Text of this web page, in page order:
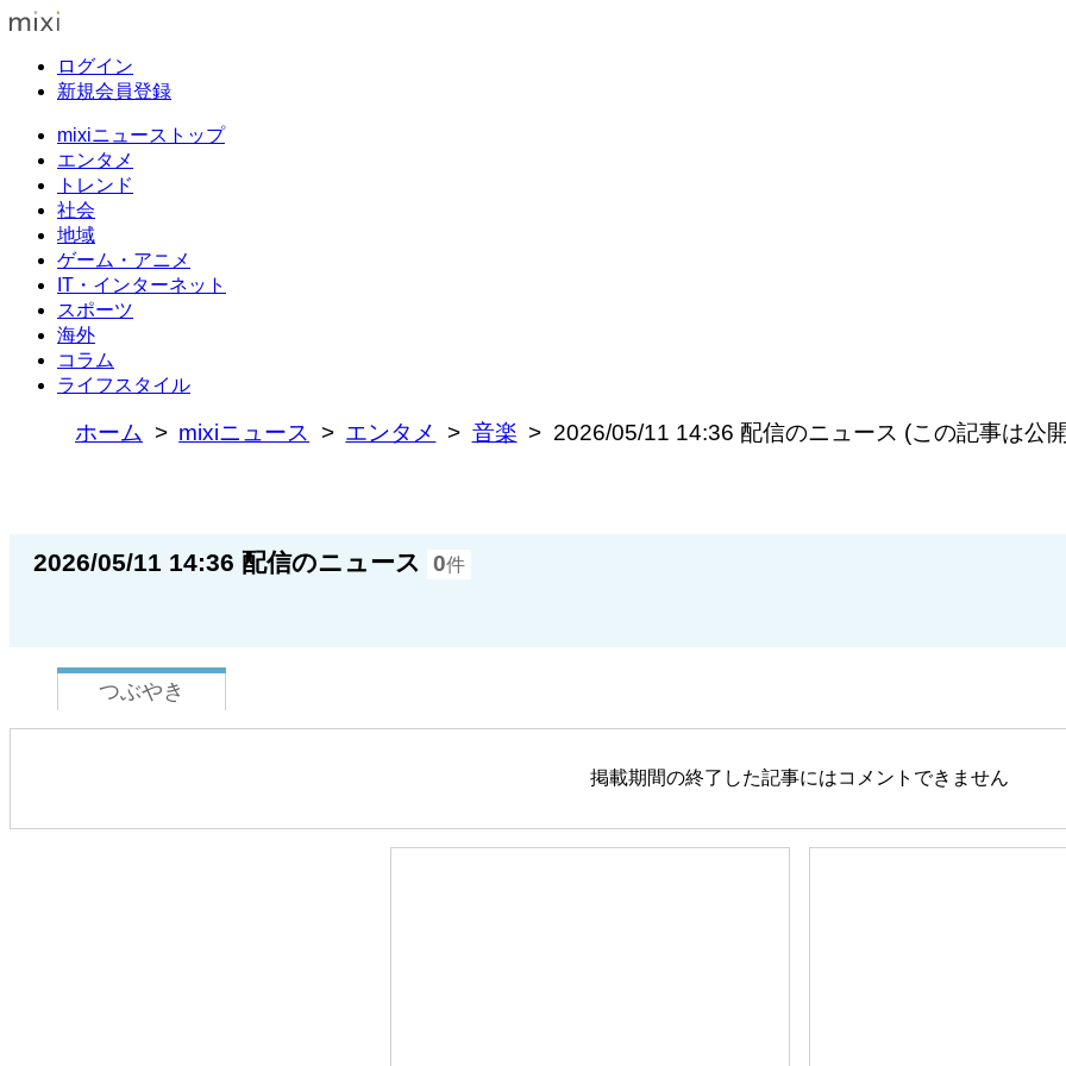
ログイン
新規会員登録
mixiニューストップ
エンタメ
トレンド
社会
地域
ゲーム・アニメ
IT・インターネット
スポーツ
海外
コラム
ライフスタイル
ホーム mixiニュース エンタメ 音楽 2026/05/11 14:36 配信のニュース (この記事は公
2026/05/11 14:36 配信のニュース 0件
つぶやき
掲載期間の終了した記事にはコメントできません